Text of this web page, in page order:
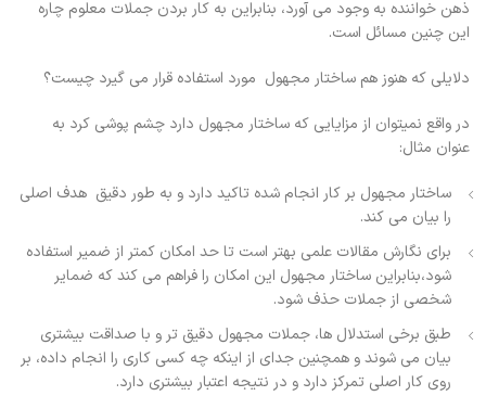
ذهن خواننده به وجود می آورد، بنابراین به کار بردن جملات معلوم چاره
این چنین مسائل است.
دلایلی که هنوز هم ساختار مجهول مورد استفاده قرار می گیرد چیست؟
در واقع نمیتوان از مزایایی که ساختار مجهول دارد چشم پوشی کرد به
عنوان مثال:
ساختار مجهول بر کار انجام شده تاکید دارد و به طور دقیق هدف اصلی
را بیان می کند.
برای نگارش مقالات علمی بهتر است تا حد امکان کمتر از ضمیر استفاده
شود،بنابراین ساختار مجهول این امکان را فراهم می کند که ضمایر
شخصی از جملات حذف شود.
طبق برخی استدلال ها، جملات مجهول دقیق تر و با صداقت بیشتری
بیان می شوند و همچنین جدای از اینکه چه کسی کاری را انجام داده، بر
روی کار اصلی تمرکز دارد و در نتیجه اعتبار بیشتری دارد.